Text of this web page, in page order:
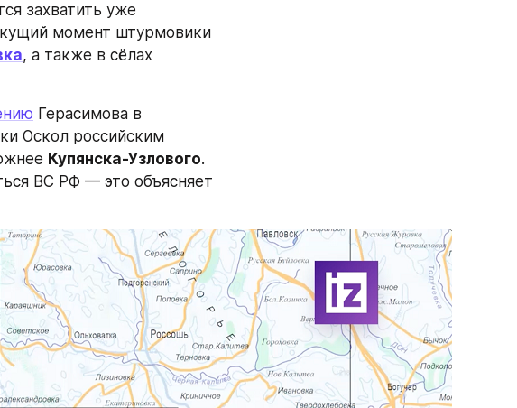
захватить уже
момент штурмовики
Герасимова в
Оскол российским
Купянска-Узлового.
ВС РФ — это объясняет